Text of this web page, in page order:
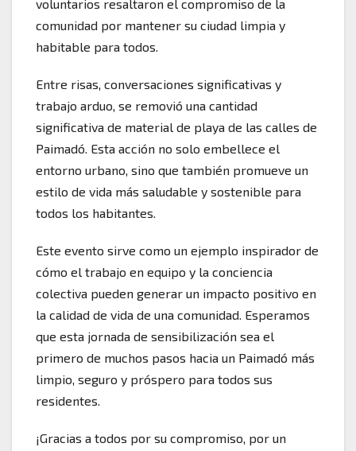
voluntarios resaltaron el compromiso de la
comunidad por mantener su ciudad limpia y
habitable para todos.
Entre risas, conversaciones significativas y
trabajo arduo, se removió una cantidad
significativa de material de playa de las calles de
Paimadó. Esta acción no solo embellece el
entorno urbano, sino que también promueve un
estilo de vida más saludable y sostenible para
todos los habitantes.
Este evento sirve como un ejemplo inspirador de
cómo el trabajo en equipo y la conciencia
colectiva pueden generar un impacto positivo en
la calidad de vida de una comunidad. Esperamos
que esta jornada de sensibilización sea el
primero de muchos pasos hacia un Paimadó más
limpio, seguro y próspero para todos sus
residentes.
¡Gracias a todos por su compromiso, por un